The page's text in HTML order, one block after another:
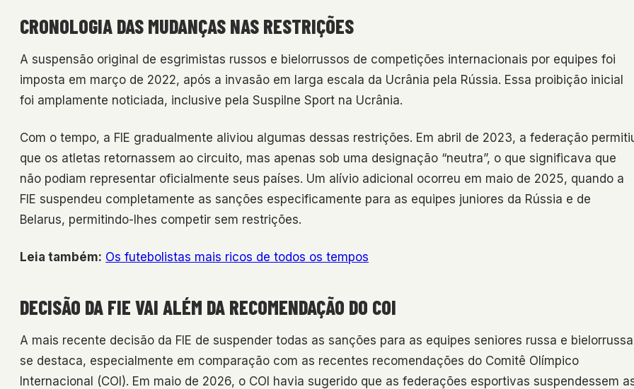
CRONOLOGIA DAS MUDANÇAS NAS RESTRIÇÕES
A suspensão original de esgrimistas russos e bielorrussos de competições internacionais por equipes foi
imposta em março de 2022, após a invasão em larga escala da Ucrânia pela Rússia. Essa proibição inicial
foi amplamente noticiada, inclusive pela Suspilne Sport na Ucrânia.
Com o tempo, a FIE gradualmente aliviou algumas dessas restrições. Em abril de 2023, a federação
que os atletas retornassem ao circuito, mas apenas sob uma designação “neutra”, o que significava que
não podiam representar oficialmente seus países. Um alívio adicional ocorreu em maio de 2025, quando a
FIE suspendeu completamente as sanções especificamente para as equipes juniores da Rússia e de
Belarus, permitindo-lhes competir sem restrições.
Leia também: Os futebolistas mais ricos de todos os tempos
DECISÃO DA FIE VAI ALÉM DA RECOMENDAÇÃO DO COI
A mais recente decisão da FIE de suspender todas as sanções para as equipes seniores russa e bielorrussa
se destaca, especialmente em comparação com as recentes recomendações do Comitê Olímpico
Internacional (COI). Em maio de 2026, o COI havia sugerido que as federações esportivas suspendessem